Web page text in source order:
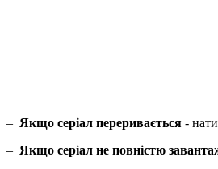
– Якщо серіал переривається -
– Якщо серіал не повністю